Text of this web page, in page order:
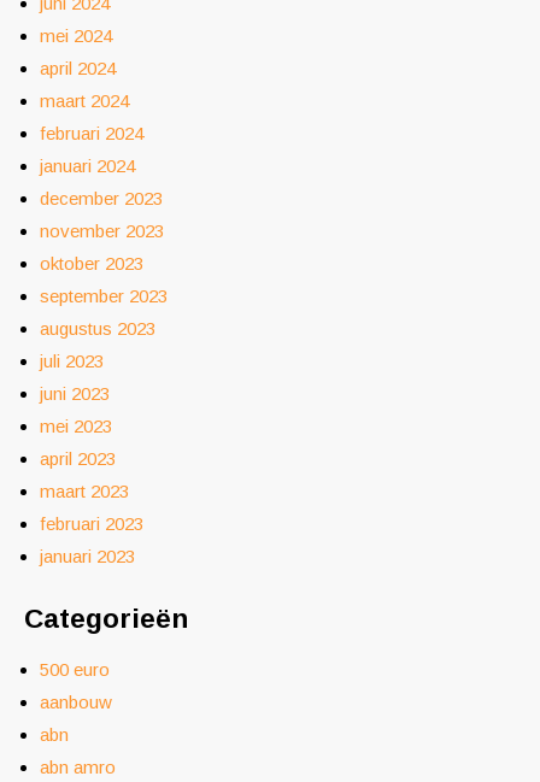
mei 2024
april 2024
maart 2024
februari 2024
januari 2024
december 2023
november 2023
oktober 2023
september 2023
augustus 2023
juli 2023
juni 2023
mei 2023
april 2023
maart 2023
februari 2023
januari 2023
Categorieën
500 euro
aanbouw
abn
abn amro